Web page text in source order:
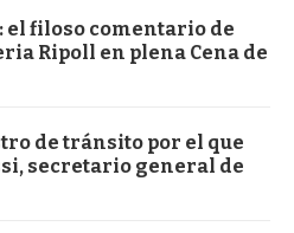
el filoso comentario de
Ripoll en plena Cena de
de tránsito por el que
secretario general de